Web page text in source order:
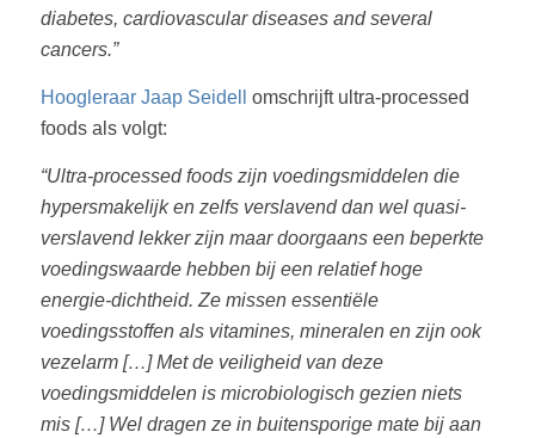
diabetes, cardiovascular diseases and several
cancers.”
Hoogleraar Jaap Seidell
omschrijft ultra-processed
foods als volgt:
“Ultra-processed foods zijn voedingsmiddelen die
hypersmakelijk en zelfs verslavend dan wel quasi-
verslavend lekker zijn maar doorgaans een beperkte
voedingswaarde hebben bij een relatief hoge
energie-dichtheid. Ze missen essentiële
voedingsstoffen als vitamines, mineralen en zijn ook
vezelarm […] Met de veiligheid van deze
voedingsmiddelen is microbiologisch gezien niets
mis […] Wel dragen ze in buitensporige mate bij aan